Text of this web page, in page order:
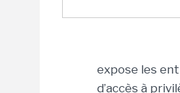
expose les
d’accès à